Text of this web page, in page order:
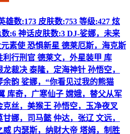
雄数:173 皮肤数:753 等级:427 炫
:6 神话皮肤数:3 DJ-娑娜，未来
素使 恐惧新星 德莱厄斯，海克斯
利行刑官 德莱文，外星装甲 库
裁决 泰隆，定海神针 孙悟空，
韵 娑娜，“你看见过我的熊猫
库奇，广寒仙子 嫦娥，替父从军
丝，美猴王 孙悟空，玉净夜叉
娜，司马懿 仲达，张辽 文远，
威 内瑟斯，纳财大帝 塔姆，制胜